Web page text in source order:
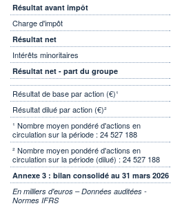
Résultat avant impôt
Charge d'impôt
Résultat net
Intérêts minoritaires
Résultat net - part du groupe
Résultat de base par action (€)¹
Résultat dilué par action (€)²
¹ Nombre moyen pondéré d'actions en
circulation sur la période : 24 527 188
² Nombre moyen pondéré d'actions en
circulation sur la période (dilué) : 24 527 188
Annexe 3 : bilan consolidé au 31 mars 2026
En milliers d'euros – Données auditées -
Normes IFRS